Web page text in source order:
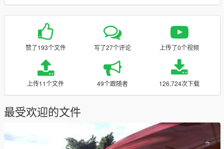
赞了193个文件 写了27个评论 上传了0个视频
上传11个文件 49个跟随者 126,724次下载
最受欢迎的文件